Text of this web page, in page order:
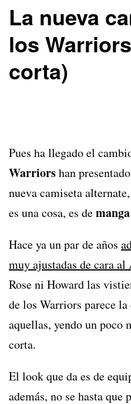
La nueva
los
corta)
Pues ha llegado el
Warriorshan
nueva camiseta
es una cosa, es de
Hace ya un par de años
muy ajustadas de cara
Rose ni Howard las
de los Warriors parece
aquellas, yendo un poco
corta.
El look que da es de
además, no se hasta que